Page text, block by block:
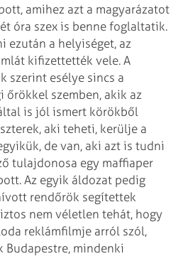
amihez azt a magyarázatot
óra szex is benne foglaltatik.
ezután a helyiséget, az
kifizettették vele. A
szerint esélye sincs a
őrökkel szemben, akik az
is jól ismert körökből
aki teheti, kerülje a
de van, aki azt is tudni
tulajdonosa egy maffiaper
Az egyik áldozat pedig
rendőrök segítettek
nem véletlen tehát, hogy
reklámfilmje arról szól,
mindenki